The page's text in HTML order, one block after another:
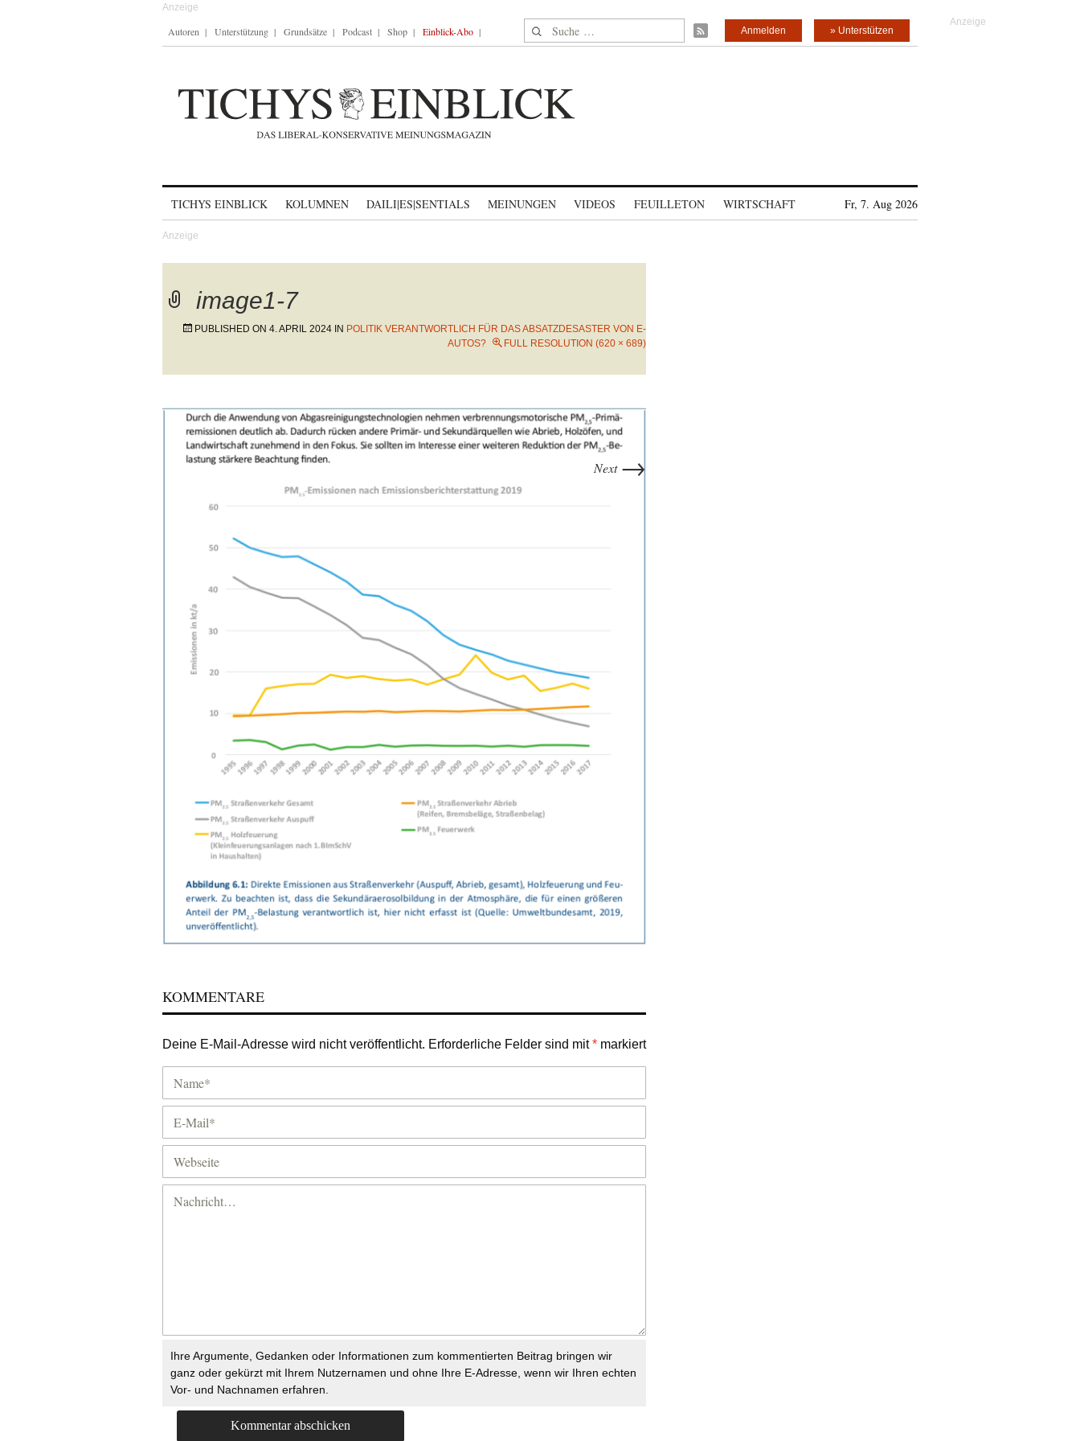
Autoren Unterstützung Grundsätze Podcast Shop Einblick-Abo Suche nach: » Unterstützen
Anmelden
TICHYS EINBLICK KOLUMNEN DAILI|ES|SENTIALS MEINUNGEN VIDEOS FEUILLETON WIRTSCHAFT Fr, 7. Aug 2026
image1-7
PUBLISHED ON 4. APRIL 2024 IN POLITIK VERANTWORTLICH FÜR DAS ABSATZDESASTER VON E-
AUTOS?
FULL RESOLUTION (620 × 689)
Next →
KOMMENTARE
Deine E-Mail-Adresse wird nicht veröffentlicht. Erforderliche Felder sind mit* markiert
Ihre Argumente, Gedanken oder Informationen zum kommentierten Beitrag bringen wir
ganz oder gekürzt mit Ihrem Nutzernamen und ohne Ihre E-Adresse, wenn wir Ihren echten
Vor- und Nachnamen erfahren.